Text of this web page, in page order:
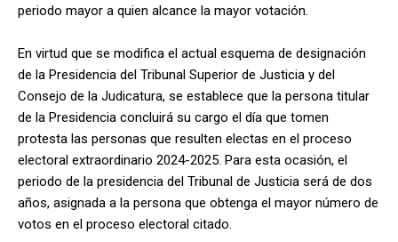
periodo mayor a quien alcance la mayor votación.
En virtud que se modifica el actual esquema de designación
de la Presidencia del Tribunal Superior de Justicia y del
Consejo de la Judicatura, se establece que la persona titular
de la Presidencia concluirá su cargo el día que tomen
protesta las personas que resulten electas en el proceso
electoral extraordinario 2024-2025. Para esta ocasión, el
periodo de la presidencia del Tribunal de Justicia será de dos
años, asignada a la persona que obtenga el mayor número de
votos en el proceso electoral citado.